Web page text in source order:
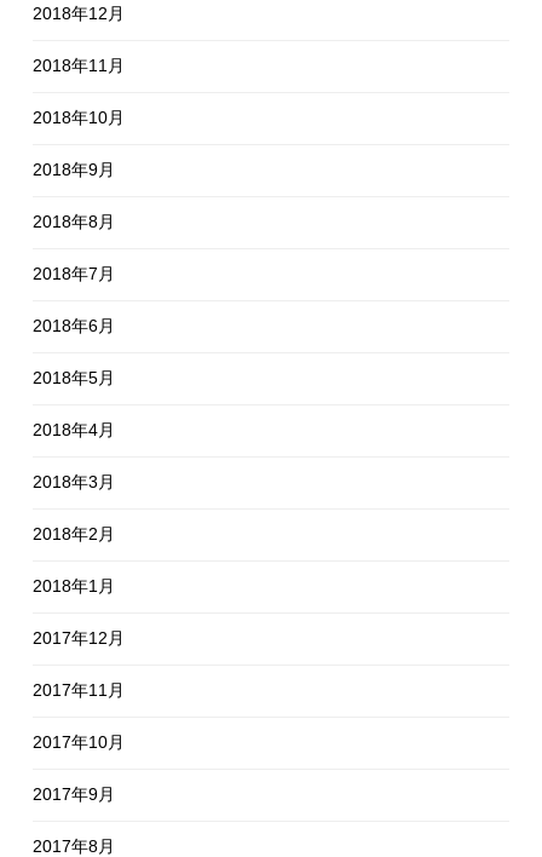
2018年12月
2018年11月
2018年10月
2018年9月
2018年8月
2018年7月
2018年6月
2018年5月
2018年4月
2018年3月
2018年2月
2018年1月
2017年12月
2017年11月
2017年10月
2017年9月
2017年8月